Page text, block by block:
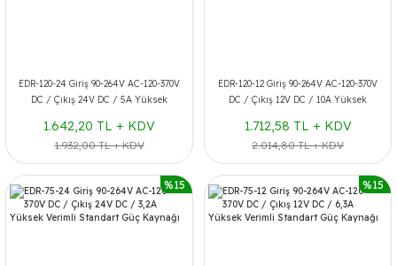
EDR-120-24 Giriş 90-264V AC-120-370V
DC / Çıkış 24V DC / 5A Yüksek
1.642,20 TL + KDV
1.932,00 TL + KDV
EDR-120-12 Giriş 90-264V AC-120-370V
DC / Çıkış 12V DC / 10A Yüksek
1.712,58 TL + KDV
2.014,80 TL + KDV
%15 %15